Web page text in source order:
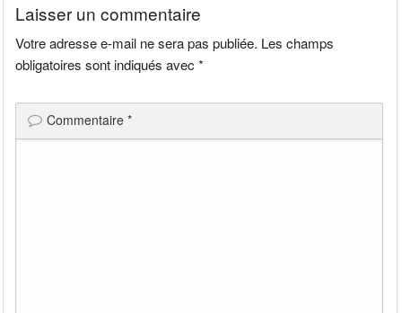
Laisser un commentaire
Votre adresse e-mail ne sera pas publiée. Les champs
obligatoires sont indiqués avec*
Commentaire*